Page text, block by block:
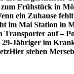
Frühstück in
ein Zuhause
im Mai Station in
Transporter auf –
Jähriger im
Hier stehen